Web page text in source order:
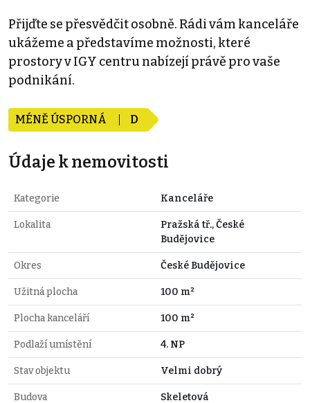
Přijďte se přesvědčit osobně. Rádi vám kanceláře
ukážeme a představíme možnosti, které
prostory v IGY centru nabízejí právě pro vaše
podnikání.
MÉNĚ ÚSPORNÁ D
Údaje k nemovitosti
Kategorie Kanceláře
Lokalita
Pražská tř., České
Budějovice
Okres České Budějovice
Užitná plocha 100 m²
Plocha kanceláří 100 m²
Podlaží umístění 4. NP
Stav objektu Velmi dobrý
Budova Skeletová